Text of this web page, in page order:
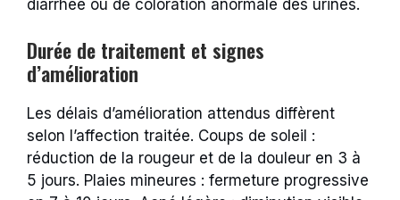
diarrhée ou de coloration anormale des urines.
Durée de traitement et signes
d’amélioration
Les délais d’amélioration attendus diffèrent
selon l’affection traitée. Coups de soleil :
réduction de la rougeur et de la douleur en 3 à
5 jours. Plaies mineures : fermeture progressive